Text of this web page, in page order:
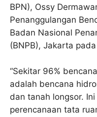
BPN), Ossy
Penanggulangan
Badan Nasional
(BNPB), Jakarta
“Sekitar 96%
adalah bencana
dan tanah longsor.
perencanaan tata